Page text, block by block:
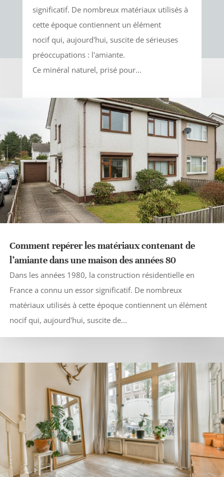
significatif. De nombreux matériaux utilisés à
cette époque contiennent un élément
nocif qui, aujourd'hui, suscite de sérieuses
préoccupations : l'amiante.
Ce minéral naturel, prisé pour...
Comment repérer les matériaux contenant de
l’amiante dans une maison des années 80
Dans les années 1980, la construction résidentielle en
France a connu un essor significatif. De nombreux
matériaux utilisés à cette époque contiennent un élément
nocif qui, aujourd'hui, suscite de...